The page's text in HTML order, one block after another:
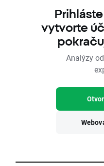
vytvorte
Analýzy